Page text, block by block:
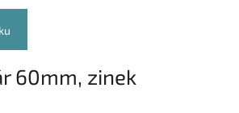
60mm, zinek